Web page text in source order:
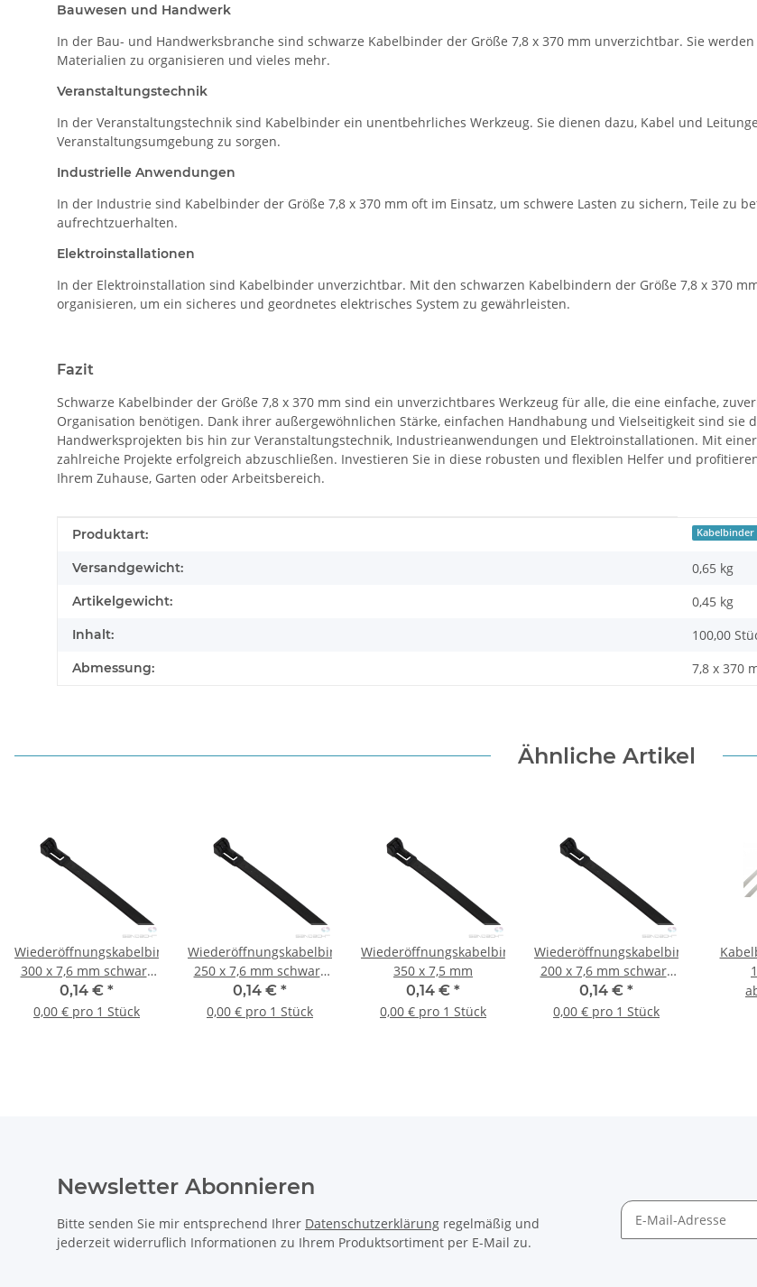
Bauwesen und Handwerk
In der Bau- und Handwerksbranche sind schwarze Kabelbinder der Größe 7,8 x 370 mm unverzichtbar. Sie
Materialien zu organisieren und vieles mehr.
Veranstaltungstechnik
In der Veranstaltungstechnik sind Kabelbinder ein unentbehrliches Werkzeug. Sie dienen dazu, Kabel und
Veranstaltungsumgebung zu sorgen.
Industrielle Anwendungen
In der Industrie sind Kabelbinder der Größe 7,8 x 370 mm oft im Einsatz, um schwere Lasten zu sichern, Teile zu
aufrechtzuerhalten.
Elektroinstallationen
In der Elektroinstallation sind Kabelbinder unverzichtbar. Mit den schwarzen Kabelbindern der Größe 7,8 x 370
organisieren, um ein sicheres und geordnetes elektrisches System zu gewährleisten.
Fazit
Schwarze Kabelbinder der Größe 7,8 x 370 mm sind ein unverzichtbares Werkzeug für alle, die eine einfache,
Organisation benötigen. Dank ihrer außergewöhnlichen Stärke, einfachen Handhabung und Vielseitigkeit sind sie
Handwerksprojekten bis hin zur Veranstaltungstechnik, Industrieanwendungen und Elektroinstallationen. Mit
zahlreiche Projekte erfolgreich abzuschließen. Investieren Sie in diese robusten und flexiblen Helfer und
Ihrem Zuhause, Garten oder Arbeitsbereich.
Produkteigenschaft
Wert
Produktart: Kabelbinder
Versandgewicht: 0,65 kg
Artikelgewicht: 0,45 kg
Inhalt: 100,00
Abmessung: 7,8 x 370
Ähnliche Artikel
Wiederöffnungskabelbinder
300 x 7,6 mm schwarz
lösbar
0,14 € *
0,00 € pro 1 Stück
Wiederöffnungskabelbinder
250 x 7,6 mm schwarz
lösbar
0,14 € *
0,00 € pro 1 Stück
Wiederöffnungskabelbinder
350 x 7,5 mm
0,14 € *
0,00 € pro 1 Stück
Wiederöffnungskabelbinder
200 x 7,6 mm schwarz
lösbar
0,14 € *
0,00 € pro 1 Stück
Newsletter Abonnieren
Bitte senden Sie mir entsprechend Ihrer Datenschutzerklärung regelmäßig und
jederzeit widerruflich Informationen zu Ihrem Produktsortiment per E-Mail zu.